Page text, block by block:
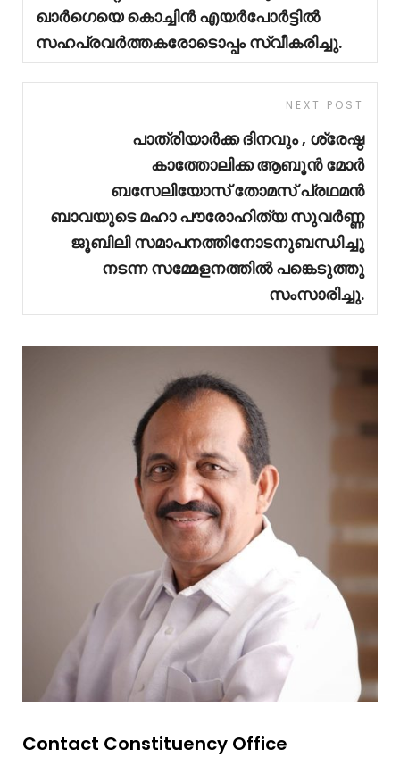
ഖാർഗെയെ കൊച്ചിൻ എയർപോർട്ടിൽ
സഹപ്രവർത്തകരോടൊപ്പം സ്വീകരിച്ചു.
NEXT POST
പാത്രിയാർക്ക ദിനവും , ശ്രേഷ്ഠ
കാത്തോലിക്ക ആബൂൻ മോർ
ബസേലിയോസ് തോമസ് പ്രഥമൻ
ബാവയുടെ മഹാ പൗരോഹിത്യ സുവർണ്ണ
ജൂബിലി സമാപനത്തിനോടനുബന്ധിച്ചു
നടന്ന സമ്മേളനത്തിൽ പങ്കെടുത്തു
സംസാരിച്ചു.
Contact Constituency Office